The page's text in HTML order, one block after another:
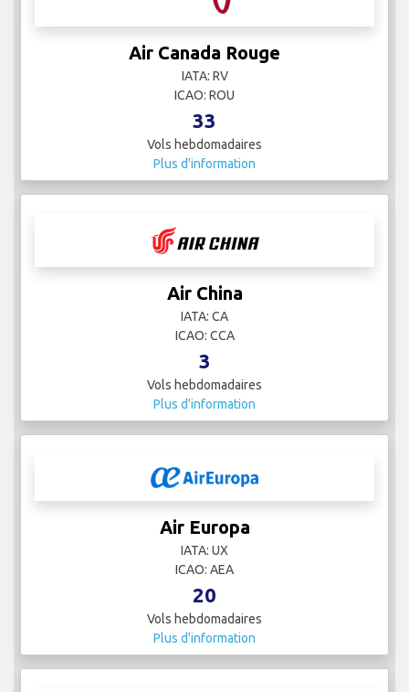
Air Canada Rouge
IATA: RV
ICAO: ROU
33
Vols hebdomadaires
Plus d'information
Air China
IATA: CA
ICAO: CCA
3
Vols hebdomadaires
Plus d'information
Air Europa
IATA: UX
ICAO: AEA
20
Vols hebdomadaires
Plus d'information